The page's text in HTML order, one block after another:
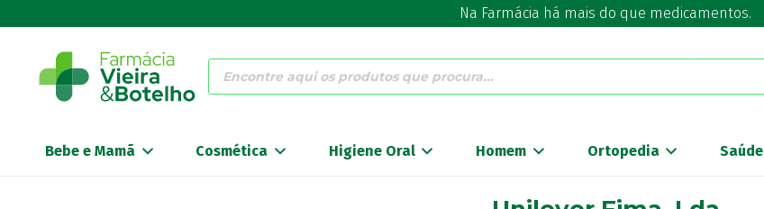
Na Farmácia há mais do que medicamentos.
Products
search
Bebe e Mamã Cosmética Higiene Oral Homem Ortopedia Saúde